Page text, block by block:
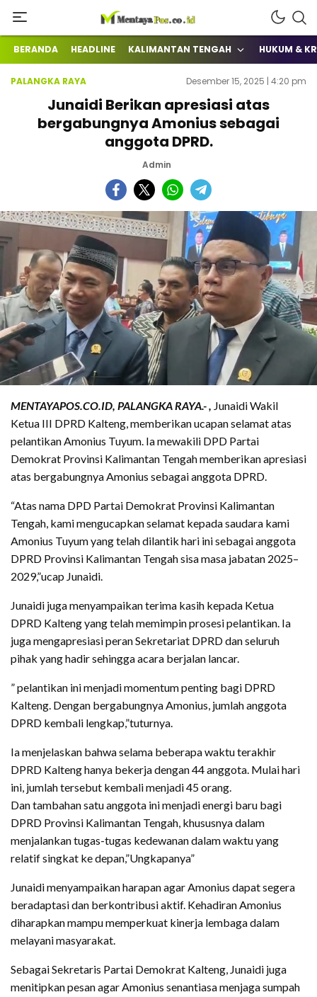
mentayapos.co.id
Terkini Mengabarkan
BERANDA HEADLINE KALIMANTAN TENGAH HUKUM &
PALANGKA RAYA Desember 15, 2025 | 4:20 pm
Junaidi Berikan apresiasi atas
bergabungnya Amonius sebagai
anggota DPRD.
Admin
MENTAYAPOS.CO.ID, PALANGKA RAYA.- , Junaidi Wakil
Ketua III DPRD Kalteng, memberikan ucapan selamat atas
pelantikan Amonius Tuyum. Ia mewakili DPD Partai
Demokrat Provinsi Kalimantan Tengah memberikan apresiasi
atas bergabungnya Amonius sebagai anggota DPRD.
“Atas nama DPD Partai Demokrat Provinsi Kalimantan
Tengah, kami mengucapkan selamat kepada saudara kami
Amonius Tuyum yang telah dilantik hari ini sebagai anggota
DPRD Provinsi Kalimantan Tengah sisa masa jabatan 2025–
2029,”ucap Junaidi.
Junaidi juga menyampaikan terima kasih kepada Ketua
DPRD Kalteng yang telah memimpin prosesi pelantikan. Ia
juga mengapresiasi peran Sekretariat DPRD dan seluruh
pihak yang hadir sehingga acara berjalan lancar.
” pelantikan ini menjadi momentum penting bagi DPRD
Kalteng. Dengan bergabungnya Amonius, jumlah anggota
DPRD kembali lengkap,”tuturnya.
Ia menjelaskan bahwa selama beberapa waktu terakhir
DPRD Kalteng hanya bekerja dengan 44 anggota. Mulai hari
ini, jumlah tersebut kembali menjadi 45 orang.
Dan tambahan satu anggota ini menjadi energi baru bagi
DPRD Provinsi Kalimantan Tengah, khususnya dalam
menjalankan tugas-tugas kedewanan dalam waktu yang
relatif singkat ke depan,”Ungkapanya”
Junaidi menyampaikan harapan agar Amonius dapat segera
beradaptasi dan berkontribusi aktif. Kehadiran Amonius
diharapkan mampu memperkuat kinerja lembaga dalam
melayani masyarakat.
Sebagai Sekretaris Partai Demokrat Kalteng, Junaidi juga
menitipkan pesan agar Amonius senantiasa menjaga sumpah